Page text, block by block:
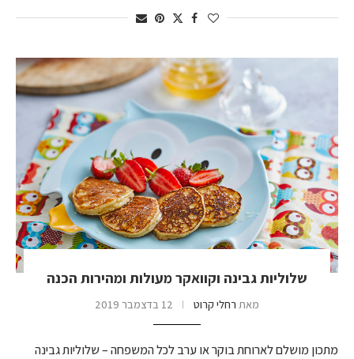
שלוליות גבינה וקוואקר מעולות ומהירות הכנה
מאת רחלי קרוט 12 בדצמבר 2019
מתכון מושלם לארוחת בוקר או ערב לכל המשפחה – שלוליות גבינה